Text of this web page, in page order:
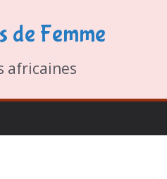
de Femme
africaines